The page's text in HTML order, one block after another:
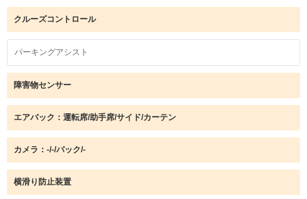
クルーズコントロール
パーキングアシスト
障害物センサー
エアバック：運転席/助手席/サイド/カーテン
カメラ：-/-/バック/-
横滑り防止装置